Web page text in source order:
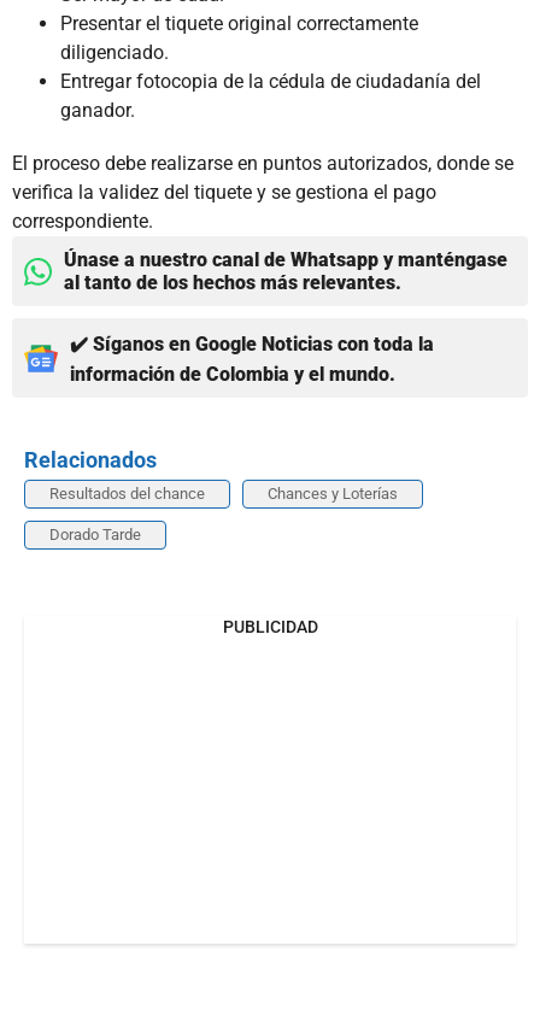
Presentar el tiquete original correctamente
diligenciado.
Entregar fotocopia de la cédula de ciudadanía del
ganador.
El proceso debe realizarse en puntos autorizados, donde se
verifica la validez del tiquete y se gestiona el pago
correspondiente.
Únase a nuestro canal de Whatsapp y manténgase
al tanto de los hechos más relevantes.
✔️ Síganos en Google Noticias con toda la
información de Colombia y el mundo.
Relacionados
Resultados del chance Chances y Loterías
Dorado Tarde
PUBLICIDAD